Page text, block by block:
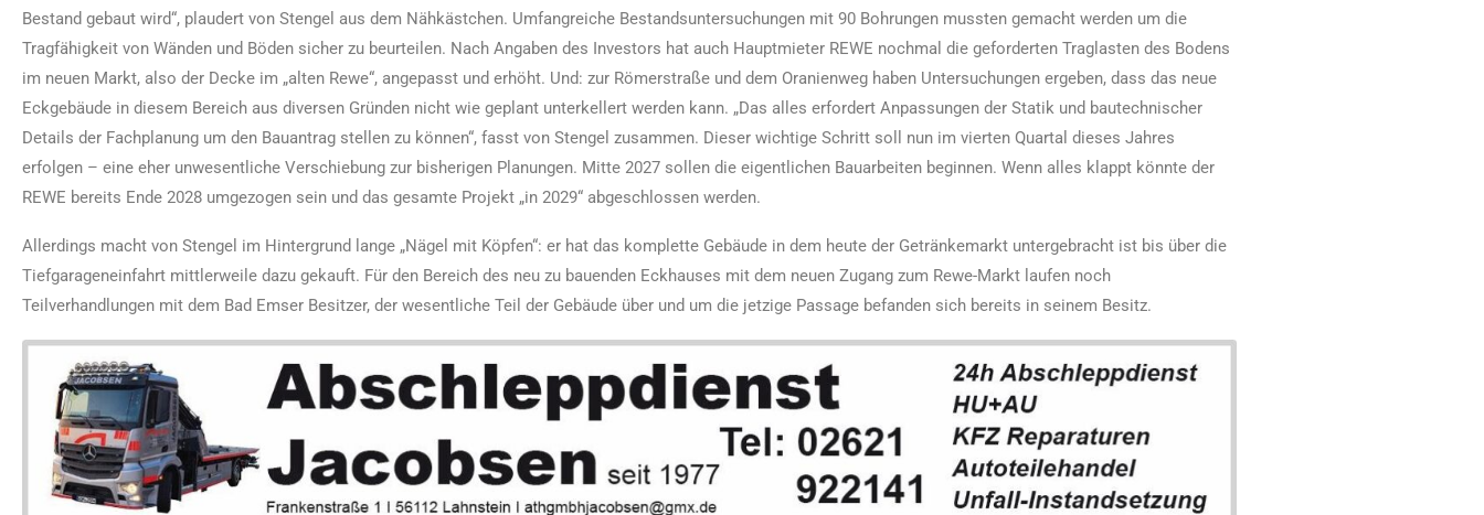
Bestand gebaut wird“, plaudert von Stengel aus dem Nähkästchen. Umfangreiche Bestandsuntersuchungen mit 90 Bohrungen mussten gemacht werden um die
Tragfähigkeit von Wänden und Böden sicher zu beurteilen. Nach Angaben des Investors hat auch Hauptmieter REWE nochmal die geforderten Traglasten des Bodens
im neuen Markt, also der Decke im „alten Rewe“, angepasst und erhöht. Und: zur Römerstraße und dem Oranienweg haben Untersuchungen ergeben, dass das neue
Eckgebäude in diesem Bereich aus diversen Gründen nicht wie geplant unterkellert werden kann. „Das alles erfordert Anpassungen der Statik und bautechnischer
Details der Fachplanung um den Bauantrag stellen zu können“, fasst von Stengel zusammen. Dieser wichtige Schritt soll nun im vierten Quartal dieses Jahres
erfolgen – eine eher unwesentliche Verschiebung zur bisherigen Planungen. Mitte 2027 sollen die eigentlichen Bauarbeiten beginnen. Wenn alles klappt könnte der
REWE bereits Ende 2028 umgezogen sein und das gesamte Projekt „in 2029“ abgeschlossen werden.
Allerdings macht von Stengel im Hintergrund lange „Nägel mit Köpfen“: er hat das komplette Gebäude in dem heute der Getränkemarkt untergebracht ist bis über die
Tiefgarageneinfahrt mittlerweile dazu gekauft. Für den Bereich des neu zu bauenden Eckhauses mit dem neuen Zugang zum Rewe-Markt laufen noch
Teilverhandlungen mit dem Bad Emser Besitzer, der wesentliche Teil der Gebäude über und um die jetzige Passage befanden sich bereits in seinem Besitz.